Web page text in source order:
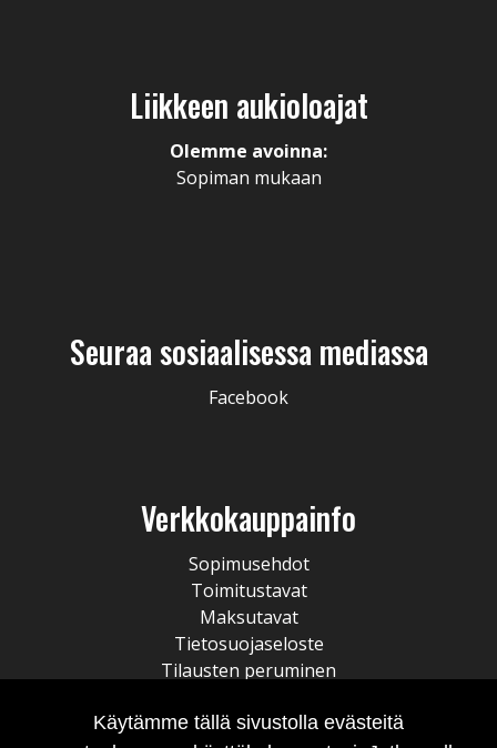
Liikkeen aukioloajat
Olemme avoinna:
Sopiman mukaan
Seuraa sosiaalisessa mediassa
Facebook
Verkkokauppainfo
Sopimusehdot
Toimitustavat
Maksutavat
Tietosuojaseloste
Tilausten peruminen
Käytämme tällä sivustolla evästeitä